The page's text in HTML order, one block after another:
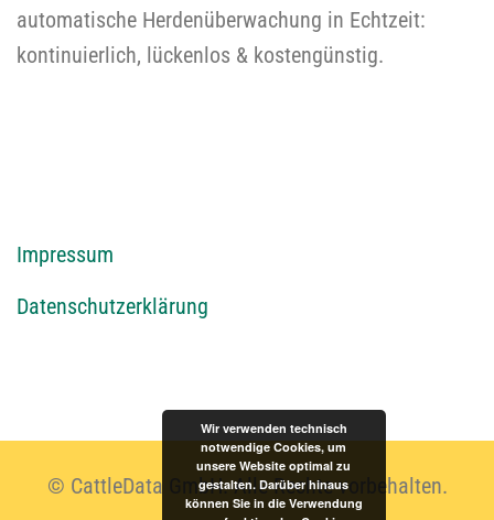
automatische Herdenüberwachung in Echtzeit:
kontinuierlich, lückenlos & kostengünstig.
Impressum
Datenschutzerklärung
© CattleData GmbH. Alle Rechte vorbehalten.
Wir verwenden technisch
notwendige Cookies, um
unsere Website optimal zu
gestalten. Darüber hinaus
können Sie in die Verwendung